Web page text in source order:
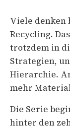
Viele
Recycling.
trotzdem in
Strategien,
Hierarchie.
mehr
Die Serie
hinter den